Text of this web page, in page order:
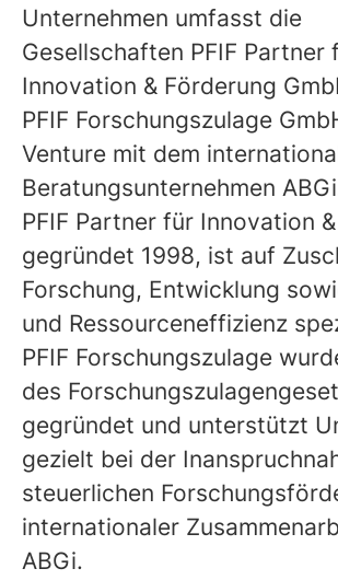
Unternehmen umfasst die
Gesellschaften PFIF Partner
Innovation & Förderung
PFIF Forschungszulage
Venture mit dem
Beratungsunternehmen
PFIF Partner für Innovation
gegründet 1998, ist auf
Forschung, Entwicklung
und Ressourceneffizienz
PFIF Forschungszulage
des
gegründet und unterstützt
gezielt bei der
steuerlichen
internationaler
ABGi.